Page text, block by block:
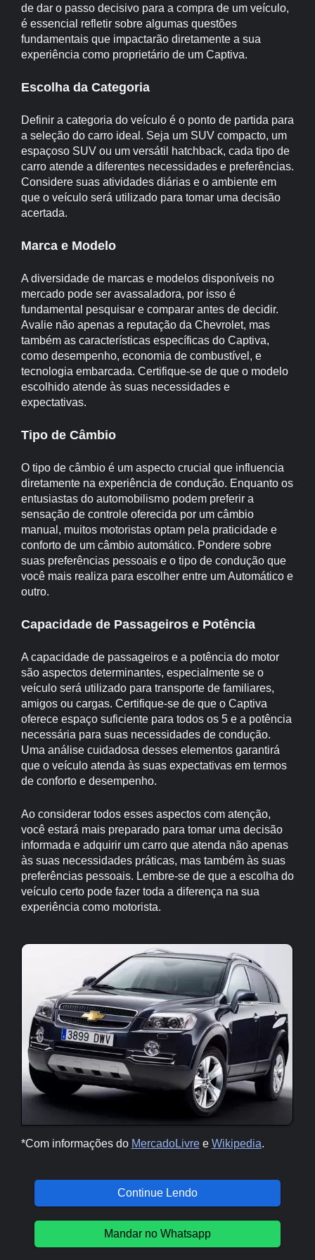
de dar o passo decisivo para a compra de um veículo,
é essencial refletir sobre algumas questões
fundamentais que impactarão diretamente a sua
experiência como proprietário de um Captiva.
Escolha da Categoria
Definir a categoria do veículo é o ponto de partida para
a seleção do carro ideal. Seja um SUV compacto, um
espaçoso SUV ou um versátil hatchback, cada tipo de
carro atende a diferentes necessidades e preferências.
Considere suas atividades diárias e o ambiente em
que o veículo será utilizado para tomar uma decisão
acertada.
Marca e Modelo
A diversidade de marcas e modelos disponíveis no
mercado pode ser avassaladora, por isso é
fundamental pesquisar e comparar antes de decidir.
Avalie não apenas a reputação da Chevrolet, mas
também as características específicas do Captiva,
como desempenho, economia de combustível, e
tecnologia embarcada. Certifique-se de que o modelo
escolhido atende às suas necessidades e
expectativas.
Tipo de Câmbio
O tipo de câmbio é um aspecto crucial que influencia
diretamente na experiência de condução. Enquanto os
entusiastas do automobilismo podem preferir a
sensação de controle oferecida por um câmbio
manual, muitos motoristas optam pela praticidade e
conforto de um câmbio automático. Pondere sobre
suas preferências pessoais e o tipo de condução que
você mais realiza para escolher entre um Automático e
outro.
Capacidade de Passageiros e Potência
A capacidade de passageiros e a potência do motor
são aspectos determinantes, especialmente se o
veículo será utilizado para transporte de familiares,
amigos ou cargas. Certifique-se de que o Captiva
oferece espaço suficiente para todos os 5 e a potência
necessária para suas necessidades de condução.
Uma análise cuidadosa desses elementos garantirá
que o veículo atenda às suas expectativas em termos
de conforto e desempenho.
Ao considerar todos esses aspectos com atenção,
você estará mais preparado para tomar uma decisão
informada e adquirir um carro que atenda não apenas
às suas necessidades práticas, mas também às suas
preferências pessoais. Lembre-se de que a escolha do
veículo certo pode fazer toda a diferença na sua
experiência como motorista.
*Com informações do MercadoLivree Wikipedia.
Continue Lendo
Mandar no Whatsapp